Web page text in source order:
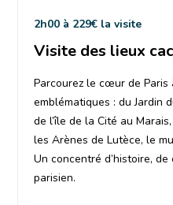
2h00 à 229€ la visite
Visite des lieux
Parcourez le cœur de Paris
emblématiques : du Jardin
de l’île de la Cité au
les Arènes de Lutèce, le
Un concentré d’histoire,
parisien.